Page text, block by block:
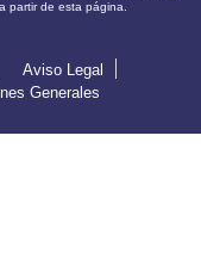
partir de esta página.
Aviso Legal
Generales